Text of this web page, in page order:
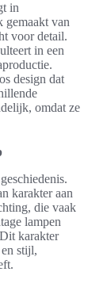
in
gemaakt van
voor detail.
in een
design dat
omdat ze
karakter aan
die vaak
lampen
karakter
stijl,